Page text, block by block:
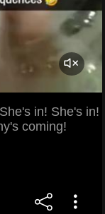
in! She's in!
coming!